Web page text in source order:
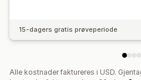
15-dagers gratis prøveperiode
Alle kostnader faktureres i USD.